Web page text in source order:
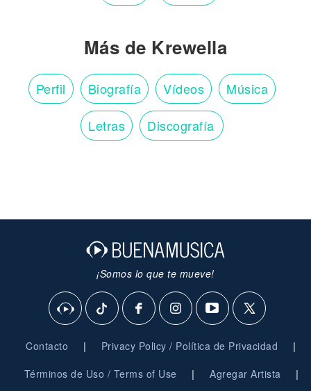
Más de Krewella
Perfil Biografía Vídeos Música
Letras Discografía
¡Somos lo que te mueve!
Contacto | Privacy Policy / Política de Privacidad |
Términos de Uso / Terms of Use | Agregar Artista |